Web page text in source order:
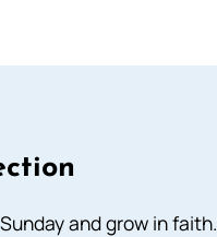
and grow in faith.